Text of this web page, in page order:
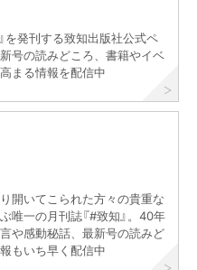
を発刊する致知出版社公式ペ
号の読みどころ、書籍やイベ
まる情報を配信中
開いてこられた方々の貴重な
唯一の月刊誌『#致知』。40年
や感動秘話、最新号の読みど
もいち早く配信中